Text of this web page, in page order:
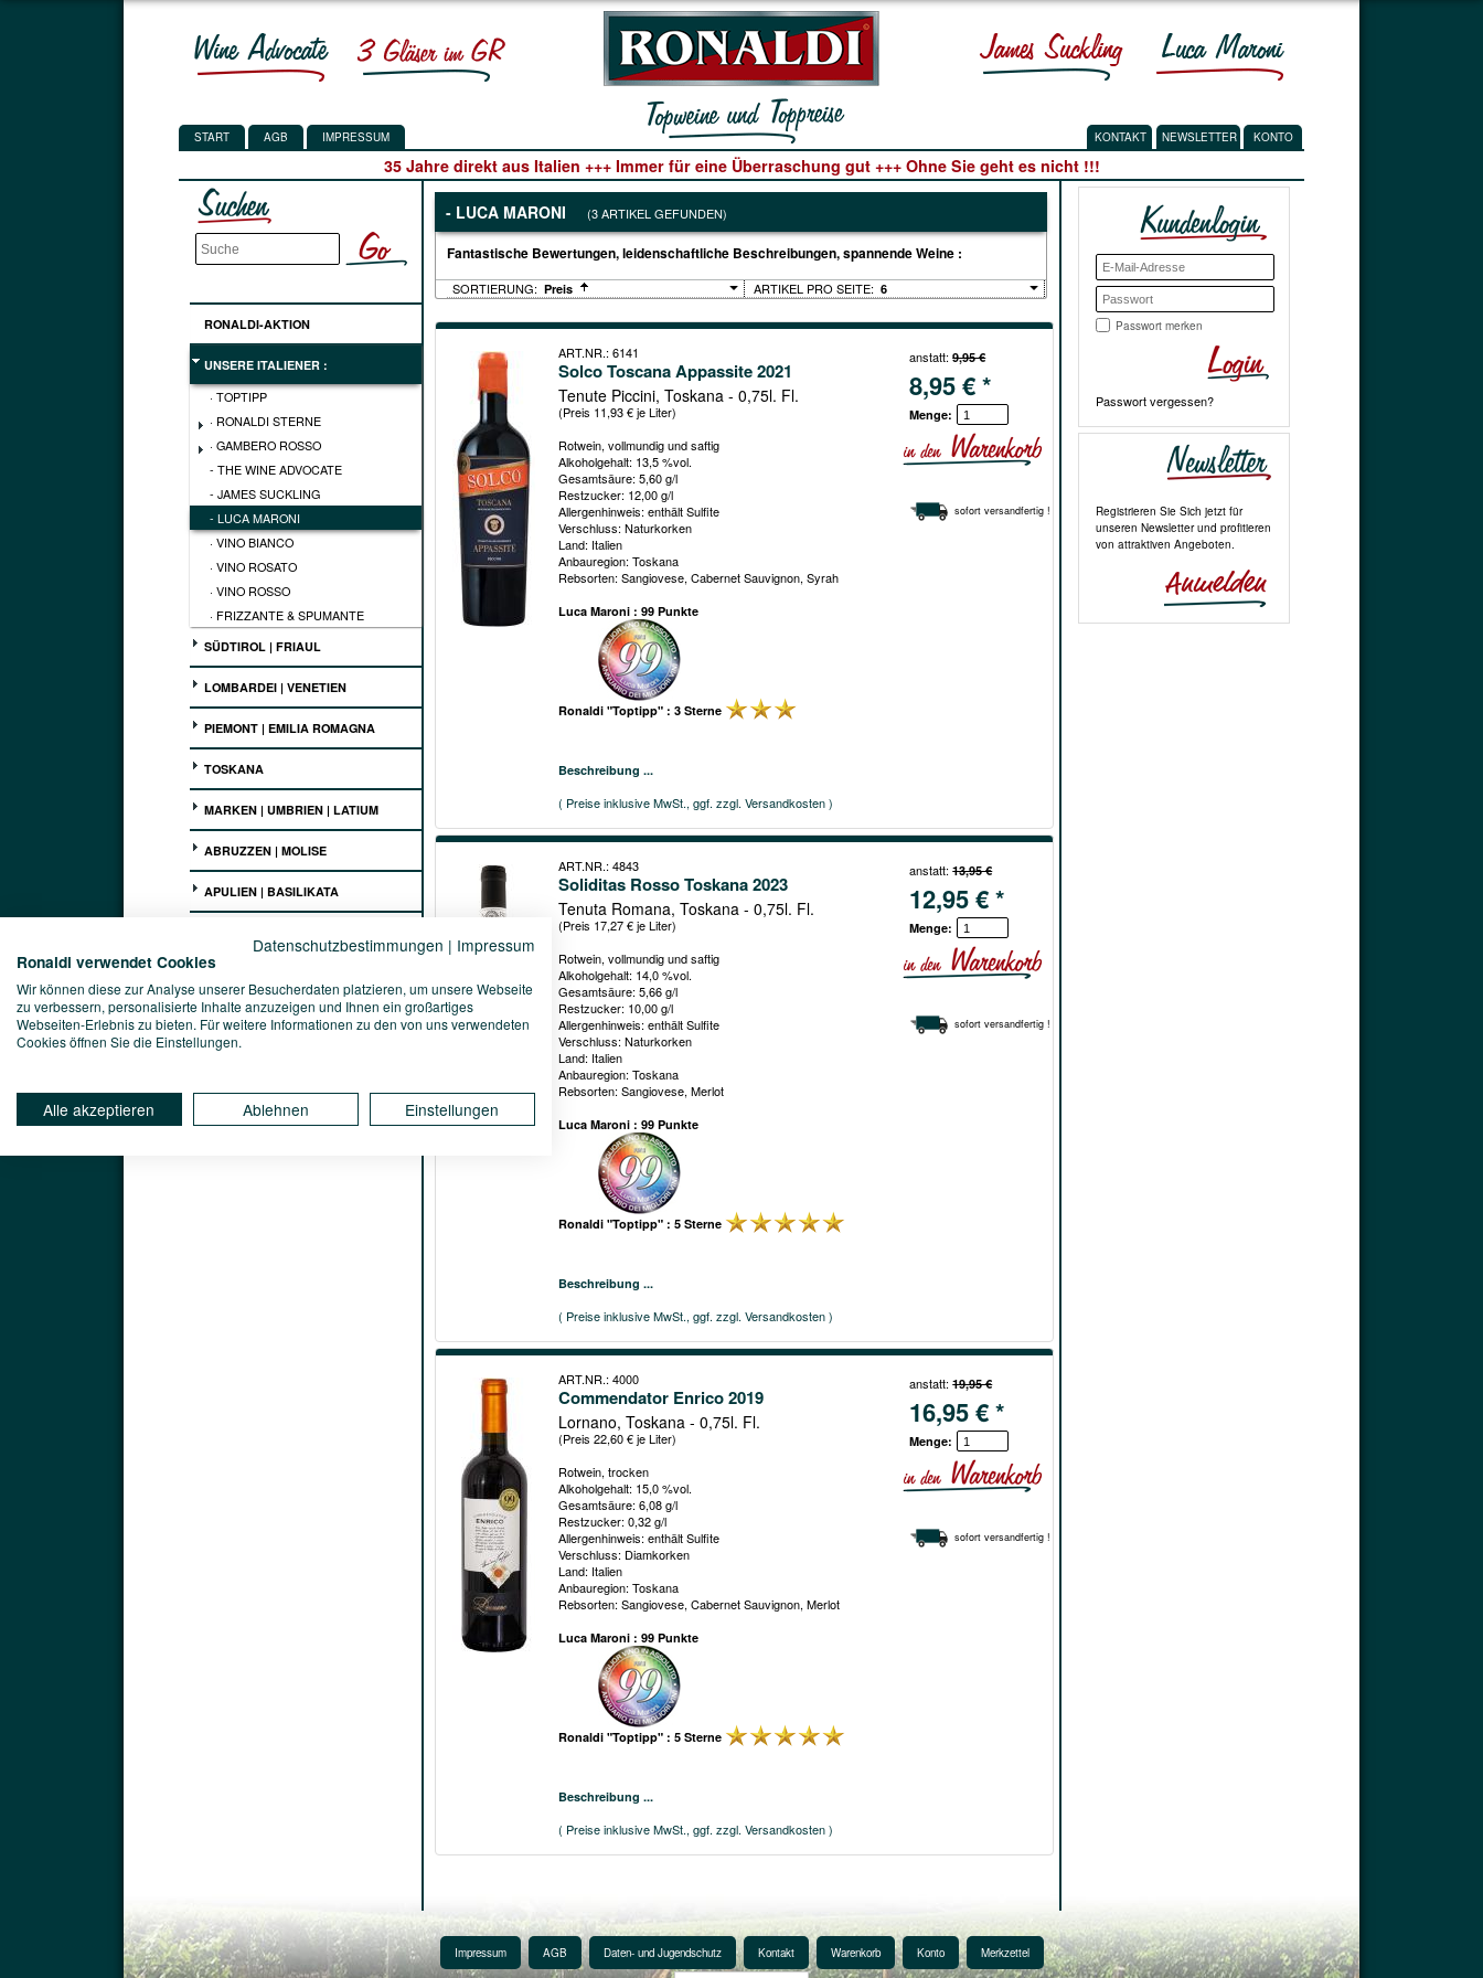
START AGB IMPRESSUM KONTAKT NEWSLETTER KONTO
35 Jahre direkt aus Italien +++ Immer für eine Überraschung gut +++ Ohne Sie geht es nicht !!!
RONALDI-AKTION
UNSERE ITALIENER :
· TOPTIPP
· RONALDI STERNE
· GAMBERO ROSSO
- THE WINE ADVOCATE
- JAMES SUCKLING
- LUCA MARONI
· VINO BIANCO
· VINO ROSATO
· VINO ROSSO
· FRIZZANTE & SPUMANTE
SÜDTIROL | FRIAUL
LOMBARDEI | VENETIEN
PIEMONT | EMILIA ROMAGNA
TOSKANA
MARKEN | UMBRIEN | LATIUM
ABRUZZEN | MOLISE
APULIEN | BASILIKATA
SARDINIEN | SIZILIEN
- LUCA MARONI (3 ARTIKEL GEFUNDEN)
Fantastische Bewertungen, leidenschaftliche Beschreibungen, spannende Weine :
Preis ARTIKEL PRO SEITE: 6
ART.NR.: 6141
Solco Toscana Appassite 2021
Tenute Piccini, Toskana - 0,75l. Fl.
(Preis 11,93 € je Liter)
Rotwein, vollmundig und saftig
Alkoholgehalt: 13,5 %vol.
Gesamtsäure: 5,60 g/l
Restzucker: 12,00 g/l
Allergenhinweis: enthält Sulfite
Verschluss: Naturkorken
Land: Italien
Anbauregion: Toskana
Rebsorten: Sangiovese, Cabernet Sauvignon, Syrah
Luca Maroni : 99 Punkte
Ronaldi "Toptipp" : 3 Sterne
Beschreibung ...
( Preise inklusive MwSt., ggf. zzgl. Versandkosten )
anstatt:9,95 €
8,95 € *
Menge:
sofort versandfertig !
ART.NR.: 4843
Soliditas Rosso Toskana 2023
Tenuta Romana, Toskana - 0,75l. Fl.
(Preis 17,27 € je Liter)
Rotwein, vollmundig und saftig
Alkoholgehalt: 14,0 %vol.
Gesamtsäure: 5,66 g/l
Restzucker: 10,00 g/l
Allergenhinweis: enthält Sulfite
Verschluss: Naturkorken
Land: Italien
Anbauregion: Toskana
Rebsorten: Sangiovese, Merlot
Luca Maroni : 99 Punkte
Ronaldi "Toptipp" : 5 Sterne
Beschreibung ...
( Preise inklusive MwSt., ggf. zzgl. Versandkosten )
anstatt:13,95 €
12,95 € *
Menge:
sofort versandfertig !
ART.NR.: 4000
Commendator Enrico 2019
Lornano, Toskana - 0,75l. Fl.
(Preis 22,60 € je Liter)
Rotwein, trocken
Alkoholgehalt: 15,0 %vol.
Gesamtsäure: 6,08 g/l
Restzucker: 0,32 g/l
Allergenhinweis: enthält Sulfite
Verschluss: Diamkorken
Land: Italien
Anbauregion: Toskana
Rebsorten: Sangiovese, Cabernet Sauvignon, Merlot
Luca Maroni : 99 Punkte
Ronaldi "Toptipp" : 5 Sterne
Beschreibung ...
( Preise inklusive MwSt., ggf. zzgl. Versandkosten )
anstatt:19,95 €
16,95 € *
Menge:
sofort versandfertig !
Passwort merken
Passwort vergessen?
Registrieren Sie Sich jetzt für
unseren Newsletter und profitieren
von attraktiven Angeboten.
Impressum AGB Daten- und Jugendschutz Kontakt Warenkorb Konto Merkzettel
Datenschutzbestimmungen | Impressum
Ronaldi verwendet Cookies
Wir können diese zur Analyse unserer Besucherdaten platzieren, um unsere Webseite
zu verbessern, personalisierte Inhalte anzuzeigen und Ihnen ein großartiges
Webseiten-Erlebnis zu bieten. Für weitere Informationen zu den von uns verwendeten
Cookies öffnen Sie die Einstellungen.
Alle akzeptieren Ablehnen Einstellungen